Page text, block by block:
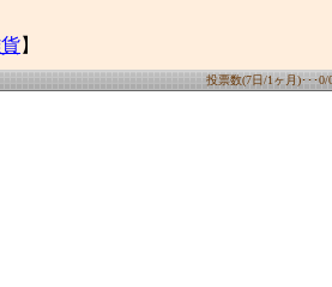
】
投票数(7日/1ヶ月)･･･